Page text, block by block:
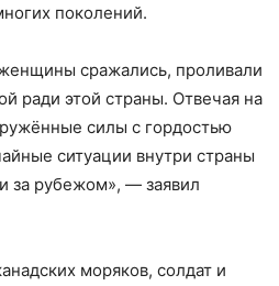
поколений.
сражались, проливали
ради этой страны. Отвечая на
силы с гордостью
ситуации внутри страны
за рубежом», — заявил
моряков, солдат и